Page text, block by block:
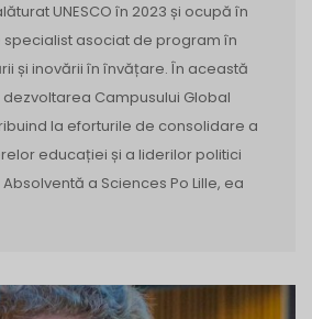
UNESCO în 2023 și ocupă în
asociat de program în
și inovării în învățare. În această
Campusului Global
la eforturile de consolidare a
educației și a liderilor politici
a Sciences Po Lille, ea